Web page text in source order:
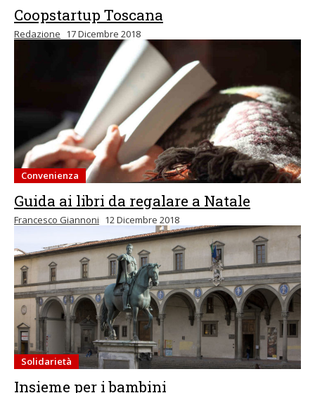
Coopstartup Toscana
Redazione 17 Dicembre 2018
Convenienza
Guida ai libri da regalare a Natale
Francesco Giannoni 12 Dicembre 2018
Solidarietà
Insieme per i bambini